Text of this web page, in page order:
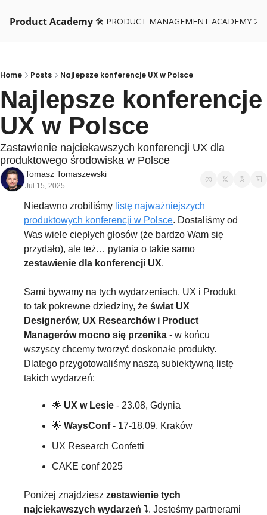
Product Academy 🛠️ PRODUCT MANAGEMENT ACADEMY 26
Home Posts Najlepsze konferencje UX w Polsce
Najlepsze konferencje
UX w Polsce
Zastawienie najciekawszych konferencji UX dla
produktowego środowiska w Polsce
Tomasz Tomaszewski
Jul 15, 2025
Niedawno zrobiliśmy listę najważniejszych
produktowych konferencji w Polsce. Dostaliśmy od
Was wiele ciepłych głosów (że bardzo Wam się
zestawienie dla konferencji UX.
Sami bywamy na tych wydarzeniach. UX i Produkt
to tak pokrewne dziedziny, że świat UX
Designerów, UX Researchów i Product
Managerów mocno się przenika - w końcu
wszyscy chcemy tworzyć doskonałe produkty.
Dlatego przygotowaliśmy naszą subiektywną listę
takich wydarzeń:
🌟 UX w Lesie - 23.08, Gdynia
🌟 WaysConf - 17-18.09, Kraków
UX Research Confetti
CAKE conf 2025
Poniżej znajdziesz zestawienie tych
najciekawszych wydarzeń ⤵️. Jesteśmy partnerami